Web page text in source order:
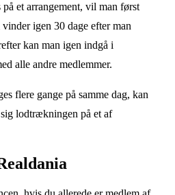
et arrangement, vil man først
igen 30 dage efter man
kan man igen indgå i
alle andre medlemmer.
flere gange på samme dag, kan
lodtrækningen på et af